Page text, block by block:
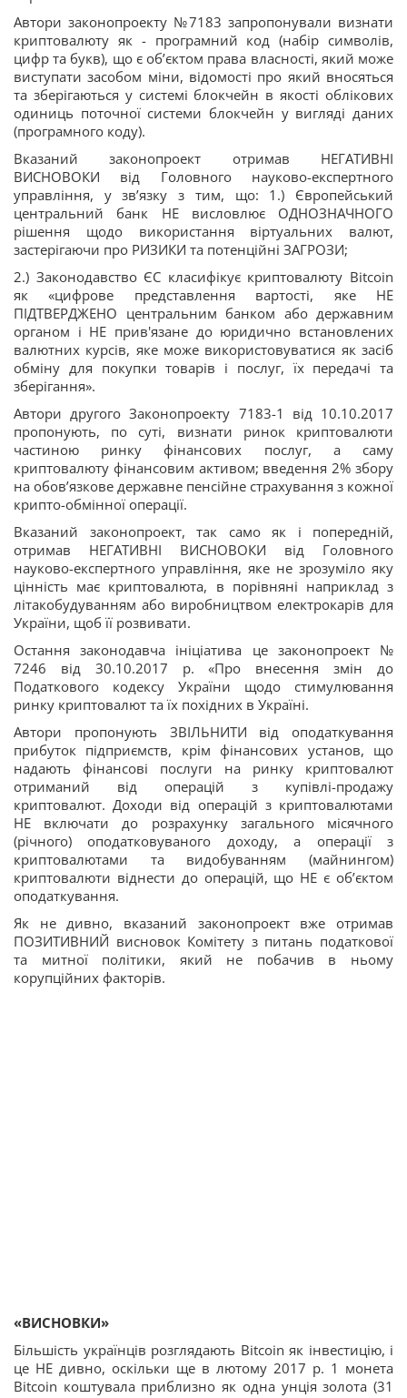
Автори законопроекту №7183 запропонували визнати
криптовалюту як - програмний код (набір символів,
цифр та букв), що є об’єктом права власності, який може
виступати засобом міни, відомості про який вносяться
та зберігаються у системі блокчейн в якості облікових
одиниць поточної системи блокчейн у вигляді даних
(програмного коду).
Вказаний законопроект отримав НЕГАТИВНІ
ВИСНОВОКИ від Головного науково-експертного
управління, у зв’язку з тим, що: 1.) Європейський
центральний банк НЕ висловлює ОДНОЗНАЧНОГО
рішення щодо використання віртуальних валют,
застерігаючи про РИЗИКИ та потенційні ЗАГРОЗИ;
2.) Законодавство ЄС класифікує криптовалюту Bitcoin
як «цифрове представлення вартості, яке НЕ
ПІДТВЕРДЖЕНО центральним банком або державним
органом і НЕ прив'язане до юридично встановлених
валютних курсів, яке може використовуватися як засіб
обміну для покупки товарів і послуг, їх передачі та
зберігання».
Автори другого Законопроекту 7183-1 від 10.10.2017
пропонують, по суті, визнати ринок криптовалюти
частиною ринку фінансових послуг, а саму
криптовалюту фінансовим активом; введення 2% збору
на обов’язкове державне пенсійне страхування з кожної
крипто-обмінної операції.
Вказаний законопроект, так само як і попередній,
отримав НЕГАТИВНІ ВИСНОВОКИ від Головного
науково-експертного управління, яке не зрозуміло яку
цінність має криптовалюта, в порівняні наприклад з
літакобудуванням або виробництвом електрокарів для
України, щоб її розвивати.
Остання законодавча ініціатива це законопроект №
7246 від 30.10.2017 р. «Про внесення змін до
Податкового кодексу України щодо стимулювання
ринку криптовалют та їх похідних в Україні.
Автори пропонують ЗВІЛЬНИТИ від оподаткування
прибуток підприємств, крім фінансових установ, що
надають фінансові послуги на ринку криптовалют
отриманий від операцій з купівлі-продажу
криптовалют. Доходи від операцій з криптовалютами
НЕ включати до розрахунку загального місячного
(річного) оподатковуваного доходу, а операції з
криптовалютами та видобуванням (майнингом)
криптовалюти віднести до операцій, що НЕ є об’єктом
оподаткування.
Як не дивно, вказаний законопроект вже отримав
ПОЗИТИВНИЙ висновок Комітету з питань податкової
та митної політики, який не побачив в ньому
корупційних факторів.
«ВИСНОВКИ»
Більшість українців розглядають Bitcoin як інвестицію, і
це НЕ дивно, оскільки ще в лютому 2017 р. 1 монета
Bitcoin коштувала приблизно як одна унція золота (31